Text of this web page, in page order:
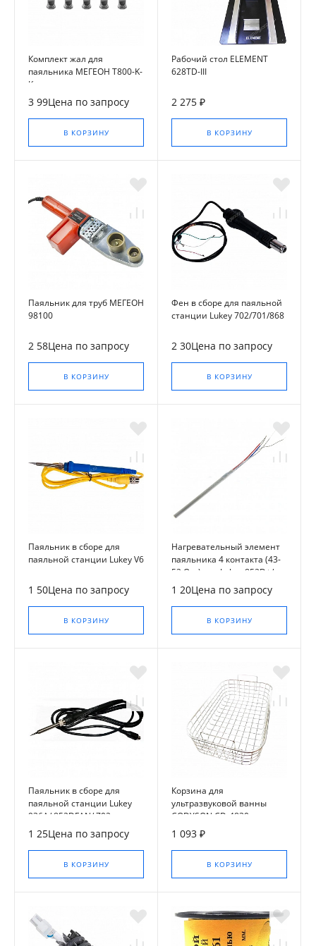
Комплект жал для
паяльника МЕГЕОН T800-K-
K
3 99Цена по запросу
В КОРЗИНУ
Рабочий стол ELEMENT
628TD-III
2 275 ₽
В КОРЗИНУ
Паяльник для труб МЕГЕОН
98100
2 58Цена по запросу
В КОРЗИНУ
Фен в сборе для паяльной
станции Lukey 702/701/868
2 30Цена по запросу
В КОРЗИНУ
Паяльник в сборе для
паяльной станции Lukey V6
1 50Цена по запросу
В КОРЗИНУ
Нагревательный элемент
паяльника 4 контакта (43-
52 Ом ) для Lukey 852D+/
853/ 868/ 936D, 00016196
1 20Цена по запросу
В КОРЗИНУ
Паяльник в сборе для
паяльной станции Lukey
936A/ 852DFAN/ 702,
00007072
1 25Цена по запросу
В КОРЗИНУ
Корзина для
ультразвуковой ванны
CODYSON CD-4830
1 093 ₽
В КОРЗИНУ